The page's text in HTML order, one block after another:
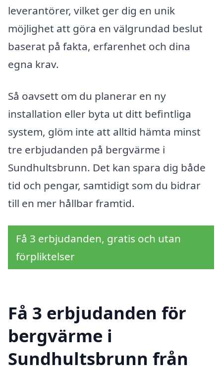
leverantörer, vilket ger dig en unik
möjlighet att göra en välgrundad beslut
baserat på fakta, erfarenhet och dina
egna krav.
Så oavsett om du planerar en ny
installation eller byta ut ditt befintliga
system, glöm inte att alltid hämta minst
tre erbjudanden på bergvärme i
Sundhultsbrunn. Det kan spara dig både
tid och pengar, samtidigt som du bidrar
till en mer hållbar framtid.
Få 3 erbjudanden, gratis och utan
förpliktelser
Få 3 erbjudanden för
bergvärme i
Sundhultsbrunn från